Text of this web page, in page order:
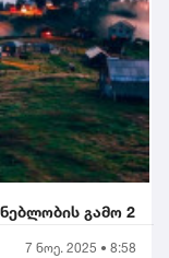
გამო 2
7 ნოე. 2025 • 8:58